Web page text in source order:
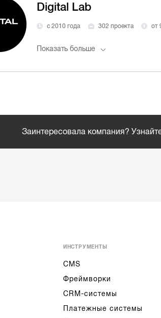
Digital Lab
с 2010 года 302 проекта от
Показать больше
Заинтересовала компания?
ИНСТРУМЕНТЫ
CMS
Фреймворки
CRM-системы
Платежные системы